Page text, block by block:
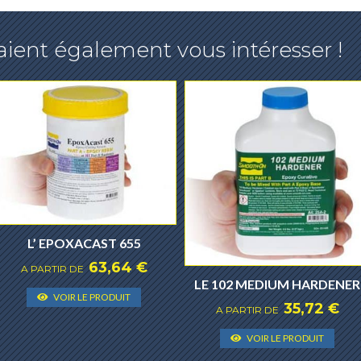
également vous intéresser !
L’ EPOXACAST 655
A PARTIR DE 63,64€
VOIR LE PRODUIT
Ce
produit
a
plusieurs
LE 102 MEDIUM HARDENER
A PARTIR DE 35,72€
VOIR LE PRODUIT
Ce